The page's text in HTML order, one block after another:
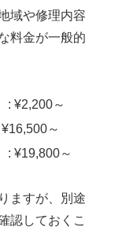
域や修理内容
料金が一般的
: ¥2,200～
～
: ¥19,800～
ますが、別途
認しておくこ